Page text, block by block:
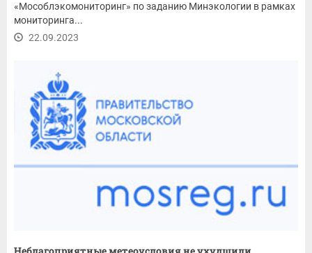
«Мособлэкомониторинг» по заданию Минэкологии в рамках
мониторинга...
22.09.2023